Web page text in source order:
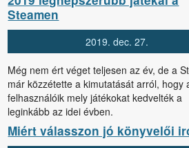
Steamen
2019. dec. 27.
Még nem ért véget teljesen az év, de a
már közzétette a kimutatását arról, hogy
felhasználóik mely játékokat kedvelték a
leginkább az idei évben.
Miért válasszon jó könyvelői